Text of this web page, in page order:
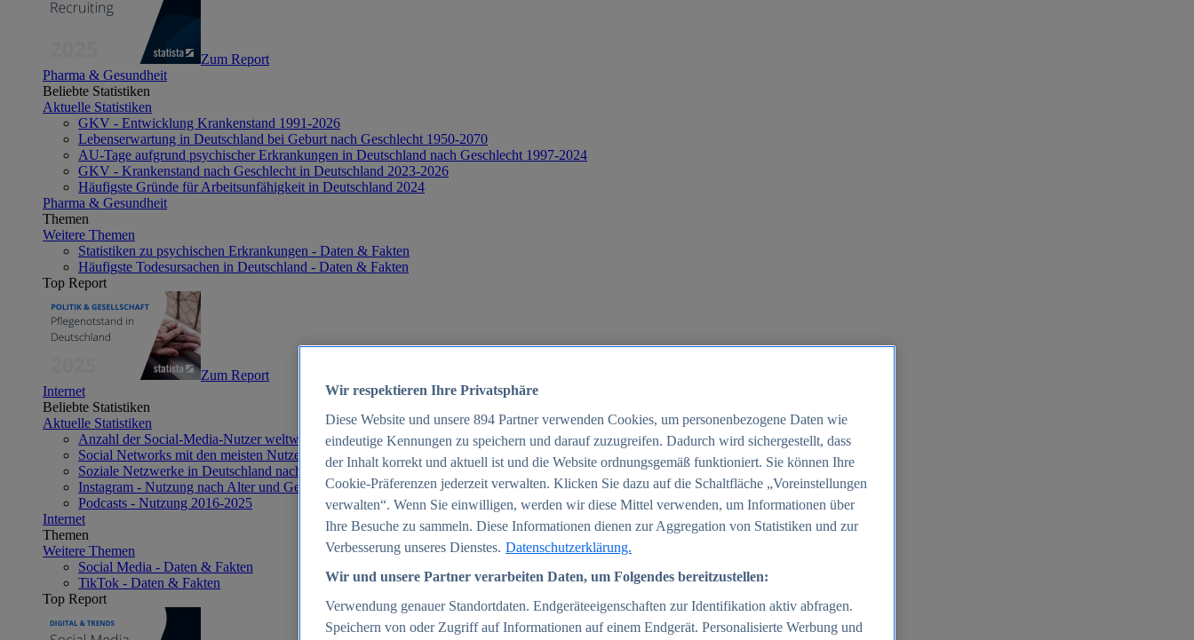
Zum Report
Pharma & Gesundheit
Beliebte Statistiken
Aktuelle Statistiken
GKV - Entwicklung Krankenstand 1991-2026
Lebenserwartung in Deutschland bei Geburt nach Geschlecht 1950-2070
AU-Tage aufgrund psychischer Erkrankungen in Deutschland nach Geschlecht 1997-2024
GKV - Krankenstand nach Geschlecht in Deutschland 2023-2026
Häufigste Gründe für Arbeitsunfähigkeit in Deutschland 2024
Pharma & Gesundheit
Themen
Weitere Themen
Statistiken zu psychischen Erkrankungen - Daten & Fakten
Häufigste Todesursachen in Deutschland - Daten & Fakten
Top Report
Zum Report
Internet
Beliebte Statistiken
Aktuelle Statistiken
Anzahl der Social-Media-Nutzer weltweit 2012-2025
Social Networks mit den meisten Nutzern weltweit 2025
Soziale Netzwerke in Deutschland nach Generationen 2025
Instagram - Nutzung nach Alter und Geschlecht in Deutschland 2025
Podcasts - Nutzung 2016-2025
Internet
Themen
Weitere Themen
Social Media - Daten & Fakten
TikTok - Daten & Fakten
Top Report
Wir respektieren Ihre Privatsphäre
Diese Website und unsere 894 Partner verwenden Cookies, um personenbezogene Daten wie
eindeutige Kennungen zu speichern und darauf zuzugreifen. Dadurch wird sichergestellt, dass
der Inhalt korrekt und aktuell ist und die Website ordnungsgemäß funktioniert. Sie können Ihre
Cookie-Präferenzen jederzeit verwalten. Klicken Sie dazu auf die Schaltfläche „Voreinstellungen
verwalten“. Wenn Sie einwilligen, werden wir diese Mittel verwenden, um Informationen über
Ihre Besuche zu sammeln. Diese Informationen dienen zur Aggregation von Statistiken und zur
Verbesserung unseres Dienstes. Datenschutzerklärung.
Wir und unsere Partner verarbeiten Daten, um Folgendes bereitzustellen:
Verwendung genauer Standortdaten. Endgeräteeigenschaften zur Identifikation aktiv abfragen.
Speichern von oder Zugriff auf Informationen auf einem Endgerät. Personalisierte Werbung und